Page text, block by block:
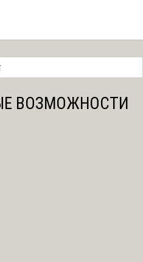
ВОЗМОЖНОСТИ